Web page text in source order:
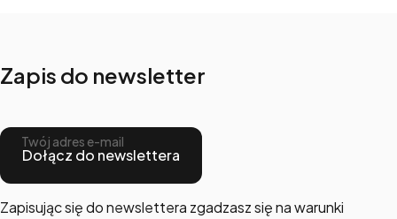
Zapis do newsletter
Twój adres e-mail
Dołącz do newslettera
Zapisując się do newslettera zgadzasz się na warunki